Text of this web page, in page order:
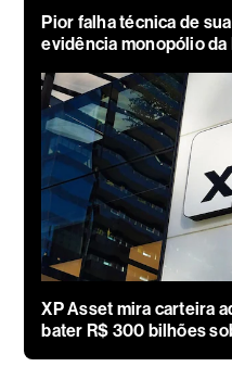
Pior falha técnica de
evidência monopólio da
XP Asset mira carteira
bater R$ 300 bilhões